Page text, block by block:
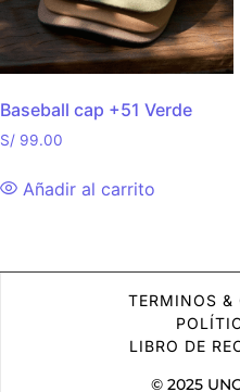
Baseball cap +51 Verde
S/ 99.00
Añadir al carrito
© 2025
TERMINOS &
LIBRO DE